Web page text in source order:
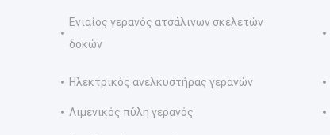
Ενιαίος γερανός ατσάλινων σκελετών
δοκών
Ηλεκτρικός ανελκυστήρας γερανών
Λιμενικός πύλη γερανός